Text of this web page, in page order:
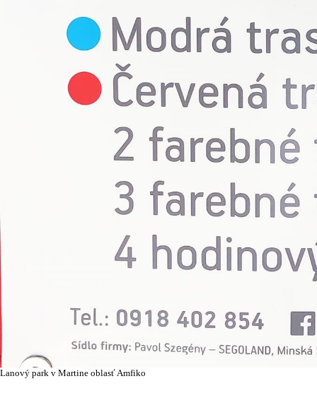
Lanový park v Martine oblasť Amfiko